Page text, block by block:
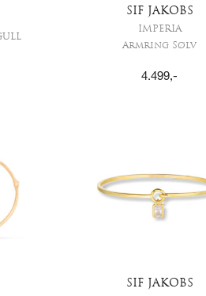
SIF JAKOBS
IMPERIA
Armring Sølv
4.499,-
SIF JAKOBS